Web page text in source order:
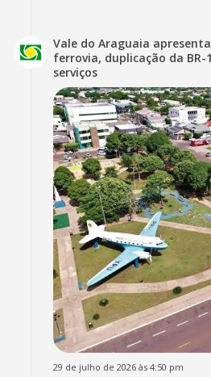
Vale do Araguaia
ferrovia, duplicação da
serviços
29 de julho de 2026 às 4:50 pm